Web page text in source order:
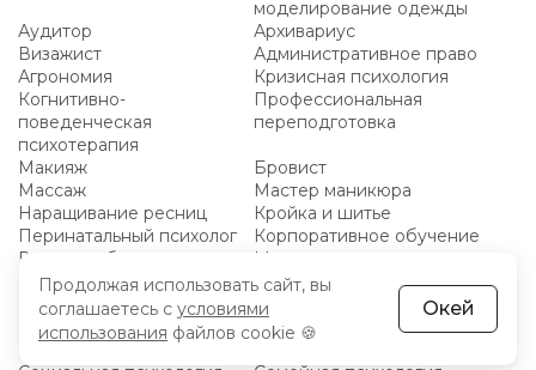
моделирование одежды
Аудитор
Архивариус
Визажист
Административное право
Агрономия
Кризисная психология
Когнитивно-
поведенческая
психотерапия
Профессиональная
переподготовка
Макияж
Бровист
Массаж
Мастер маникюра
Наращивание ресниц
Кройка и шитье
Перинатальный психолог
Корпоративное обучение
Высшее образование
Магистратура
Байер
Вебмастер
Педагогический дизайн
Медиация
Гештальт терапия
Сексология
Практическая психология
Продолжая использовать сайт, вы
соглашаетесь с условиями
использования файлов cookie 🍪
Окей